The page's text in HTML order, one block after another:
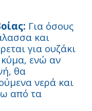
Για όσους
και
για ουζάκι
ενώ αν
θα
νερά και
από τα